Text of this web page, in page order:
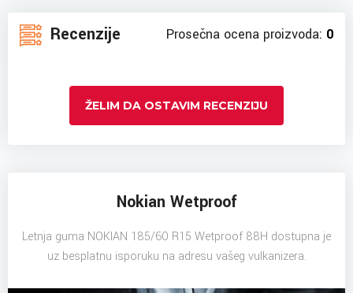
Recenzije Prosečna ocena proizvoda: 0
ŽELIM DA OSTAVIM RECENZIJU
Nokian Wetproof
Letnja guma NOKIAN 185/60 R15 Wetproof 88H dostupna je
uz besplatnu isporuku na adresu vašeg vulkanizera.